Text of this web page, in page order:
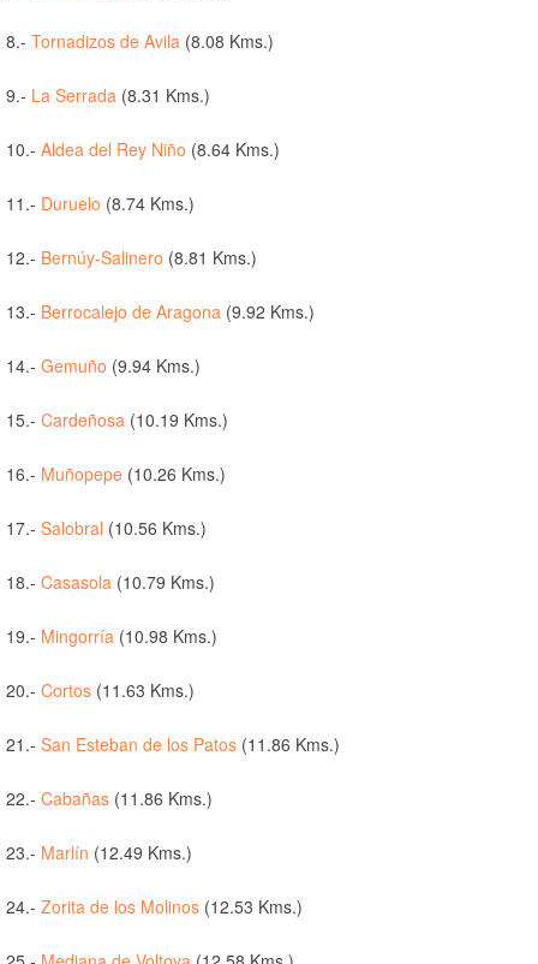
8.- Tornadizos de Avila (8.08 Kms.)
9.- La Serrada (8.31 Kms.)
10.- Aldea del Rey Niño (8.64 Kms.)
11.- Duruelo (8.74 Kms.)
12.- Bernúy-Salinero (8.81 Kms.)
13.- Berrocalejo de Aragona (9.92 Kms.)
14.- Gemuño (9.94 Kms.)
15.- Cardeñosa (10.19 Kms.)
16.- Muñopepe (10.26 Kms.)
17.- Salobral (10.56 Kms.)
18.- Casasola (10.79 Kms.)
19.- Mingorría (10.98 Kms.)
20.- Cortos (11.63 Kms.)
21.- San Esteban de los Patos (11.86 Kms.)
22.- Cabañas (11.86 Kms.)
23.- Marlín (12.49 Kms.)
24.- Zorita de los Molinos (12.53 Kms.)